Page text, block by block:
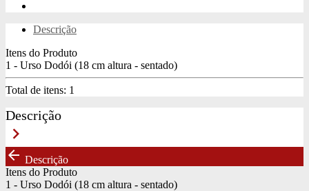
Descrição
Itens do Produto
1 - Urso Dodói (18 cm altura - sentado)
Total de itens: 1
Descrição
keyboard_arrow_right
arrow_back Descrição
Itens do Produto
1 - Urso Dodói (18 cm altura - sentado)